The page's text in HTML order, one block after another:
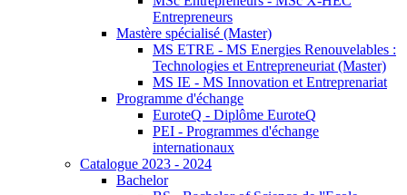
Entrepreneurs
Mastère spécialisé (Master)
MS ETRE - MS Energies Renouvelables :
Technologies et Entrepreneuriat (Master)
MS IE - MS Innovation et Entreprenariat
Programme d'échange
EuroteQ - Diplôme EuroteQ
PEI - Programmes d'échange
internationaux
Catalogue 2023 - 2024
Bachelor